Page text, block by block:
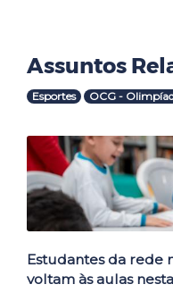
Assuntos
Esportes OCG -
Outras
Estudantes da rede
voltam às aulas